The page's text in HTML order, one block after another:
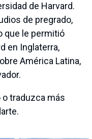
de Harvard.
de pregrado,
que le permitió
en Inglaterra,
América Latina,
traduzca más